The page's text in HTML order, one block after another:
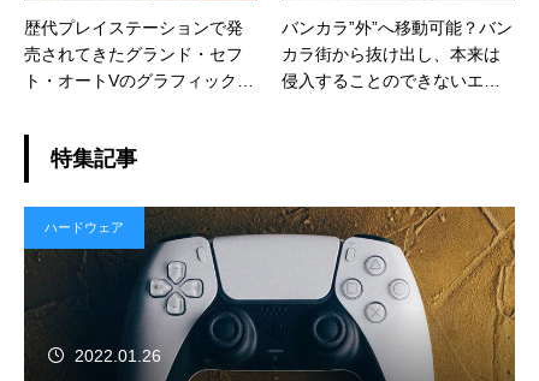
歴代プレイステーションで発
売されてきたグランド・セフ
ト・オートVのグラフィック、
の比較動画が面白い。同じタ
イトルでもハードでここまで
違いが出るのか
バンカラ”外”へ移動可能？バン
カラ街から抜け出し、本来は
侵入することのできないエリ
特集記事
ハードウェア
2022.01.26